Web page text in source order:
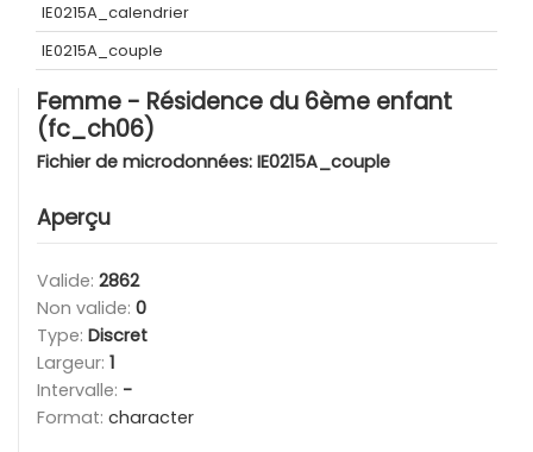
IE0215A_calendrier
IE0215A_couple
Femme - Résidence du 6ème enfant
(fc_ch06)
Fichier de microdonnées: IE0215A_couple
Aperçu
Valide: 2862
Non valide: 0
Type: Discret
Largeur: 1
Intervalle: -
Format: character